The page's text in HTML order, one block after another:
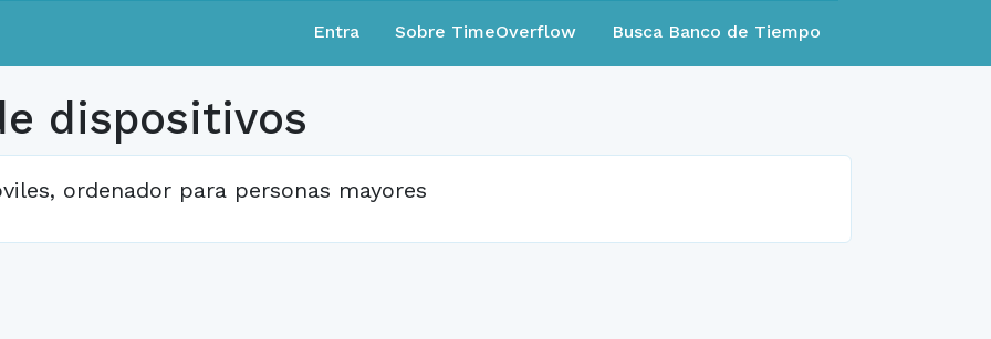
Entra Sobre TimeOverflow Busca Banco de Tiempo
dispositivos
ordenador para personas mayores